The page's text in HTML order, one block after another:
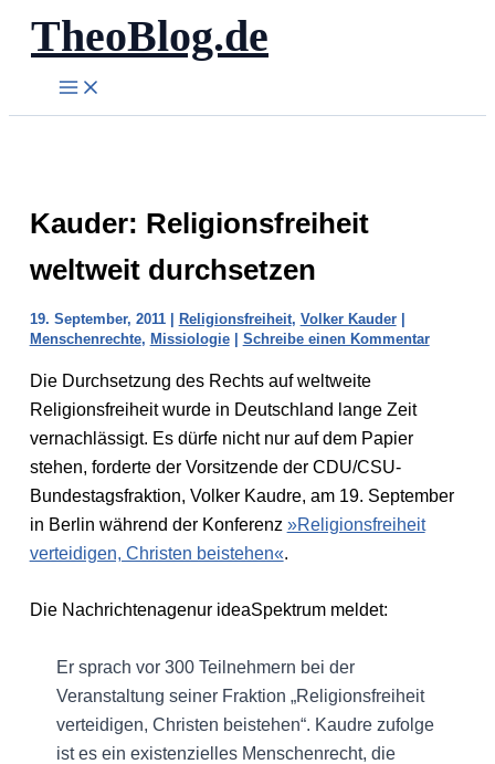
Zum
Inhalt
springen
TheoBlog.de
Kauder: Religionsfreiheit
weltweit durchsetzen
19. September, 2011 | Religionsfreiheit, Volker Kauder|
Menschenrechte, Missiologie| Schreibe einen Kommentar
Die Durchsetzung des Rechts auf weltweite
Religionsfreiheit wurde in Deutschland lange Zeit
vernachlässigt. Es dürfe nicht nur auf dem Papier
stehen, forderte der Vorsitzende der CDU/CSU-
Bundestagsfraktion, Volker Kaudre, am 19. September
in Berlin während der Konferenz »Religionsfreiheit
verteidigen, Christen beistehen«.
Die Nachrichtenagenur ideaSpektrum meldet:
Er sprach vor 300 Teilnehmern bei der
Veranstaltung seiner Fraktion „Religionsfreiheit
verteidigen, Christen beistehen“. Kaudre zufolge
ist es ein existenzielles Menschenrecht, die